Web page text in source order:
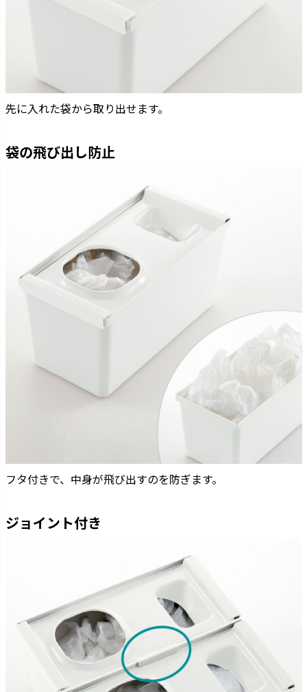
先に入れた袋から取り出せます。
袋の飛び出し防止
フタ付きで、中身が飛び出すのを防ぎます。
ジョイント付き